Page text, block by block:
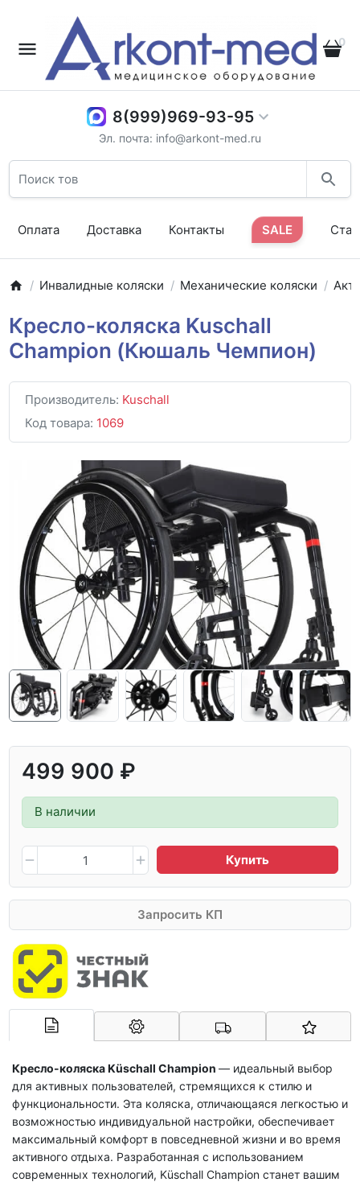
0
8(999)969-93-95
Эл. почта: info@arkont-med.ru
Оплата Доставка Контакты SALE
Инвалидные коляски Механические коляски
Кресло-коляска Kuschall
Champion (Кюшаль Чемпион)
Производитель: Kuschall
Код товара: 1069
499 900 ₽
В наличии
Купить
Запросить КП
Кресло-коляскаKüschall Champion — идеальный выбор
для активных пользователей, стремящихся к стилю и
функциональности. Эта коляска, отличающаяся легкостью и
возможностью индивидуальной настройки, обеспечивает
максимальный комфорт в повседневной жизни и во время
активного отдыха. Разработанная с использованием
современных технологий, Küschall Champion станет вашим